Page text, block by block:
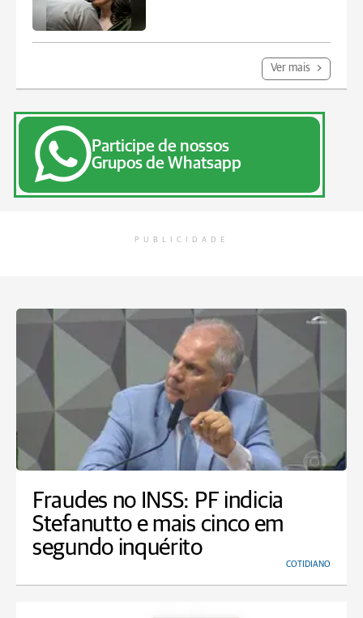
Ver mais
Participe de nossos
Grupos de Whatsapp
PUBLICIDADE
Fraudes no INSS: PF indicia
Stefanutto e mais cinco em
segundo inquérito
COTIDIANO